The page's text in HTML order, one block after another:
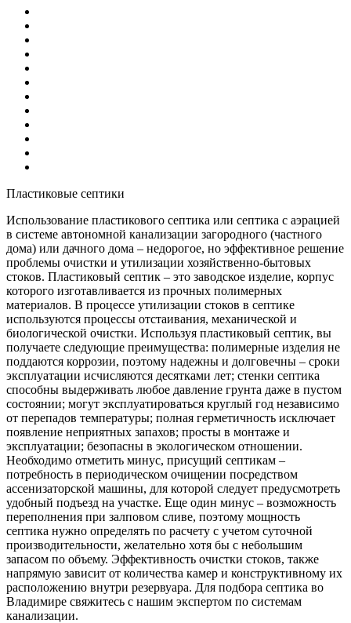
Пластиковые септики
Использование пластикового септика или септика с аэрацией
в системе автономной канализации загородного (частного
дома) или дачного дома – недорогое, но эффективное решение
проблемы очистки и утилизации хозяйственно-бытовых
стоков. Пластиковый септик – это заводское изделие, корпус
которого изготавливается из прочных полимерных
материалов. В процессе утилизации стоков в септике
используются процессы отстаивания, механической и
биологической очистки. Используя пластиковый септик, вы
получаете следующие преимущества: полимерные изделия не
поддаются коррозии, поэтому надежны и долговечны – сроки
эксплуатации исчисляются десятками лет; стенки септика
способны выдерживать любое давление грунта даже в пустом
состоянии; могут эксплуатироваться круглый год независимо
от перепадов температуры; полная герметичность исключает
появление неприятных запахов; просты в монтаже и
эксплуатации; безопасны в экологическом отношении.
Необходимо отметить минус, присущий септикам –
потребность в периодическом очищении посредством
ассенизаторской машины, для которой следует предусмотреть
удобный подъезд на участке. Еще один минус – возможность
переполнения при залповом сливе, поэтому мощность
септика нужно определять по расчету с учетом суточной
производительности, желательно хотя бы с небольшим
запасом по объему. Эффективность очистки стоков, также
напрямую зависит от количества камер и конструктивному их
расположению внутри резервуара. Для подбора септика во
Владимире свяжитесь с нашим экспертом по системам
канализации.